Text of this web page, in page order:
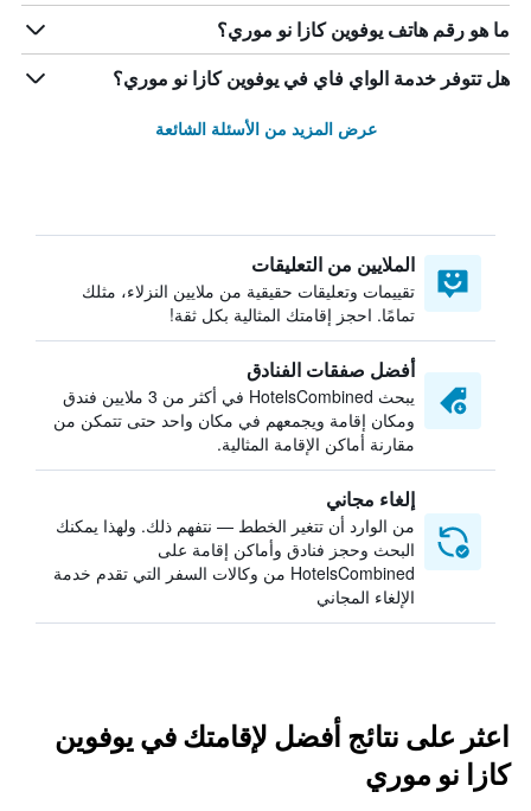
ما هو رقم هاتف يوفوين كازا نو موري؟
هل تتوفر خدمة الواي فاي في يوفوين كازا نو موري؟
عرض المزيد من الأسئلة الشائعة
الملايين من التعليقات
تقييمات وتعليقات حقيقية من ملايين النزلاء، مثلك
تمامًا. احجز إقامتك المثالية بكل ثقة!
أفضل صفقات الفنادق
يبحث HotelsCombined في أكثر من 3 ملايين فندق
ومكان إقامة ويجمعهم في مكان واحد حتى تتمكن من
مقارنة أماكن الإقامة المثالية.
إلغاء مجاني
من الوارد أن تتغير الخطط — نتفهم ذلك. ولهذا يمكنك
البحث وحجز فنادق وأماكن إقامة على
HotelsCombined من وكالات السفر التي تقدم خدمة
الإلغاء المجاني
اعثر على نتائج أفضل لإقامتك في يوفوين
كازا نو موري